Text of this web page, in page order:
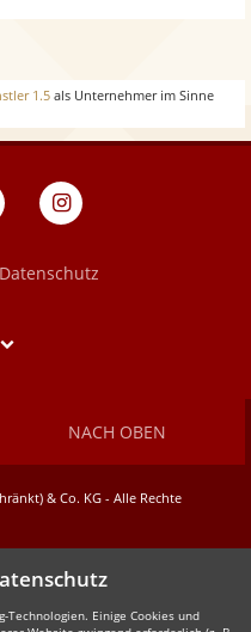
1.5 als Unternehmer im Sinne
Blog
eventpeppers
Datenschutz
NACH OBEN
& Co. KG - Alle Rechte
Einige Cookies und